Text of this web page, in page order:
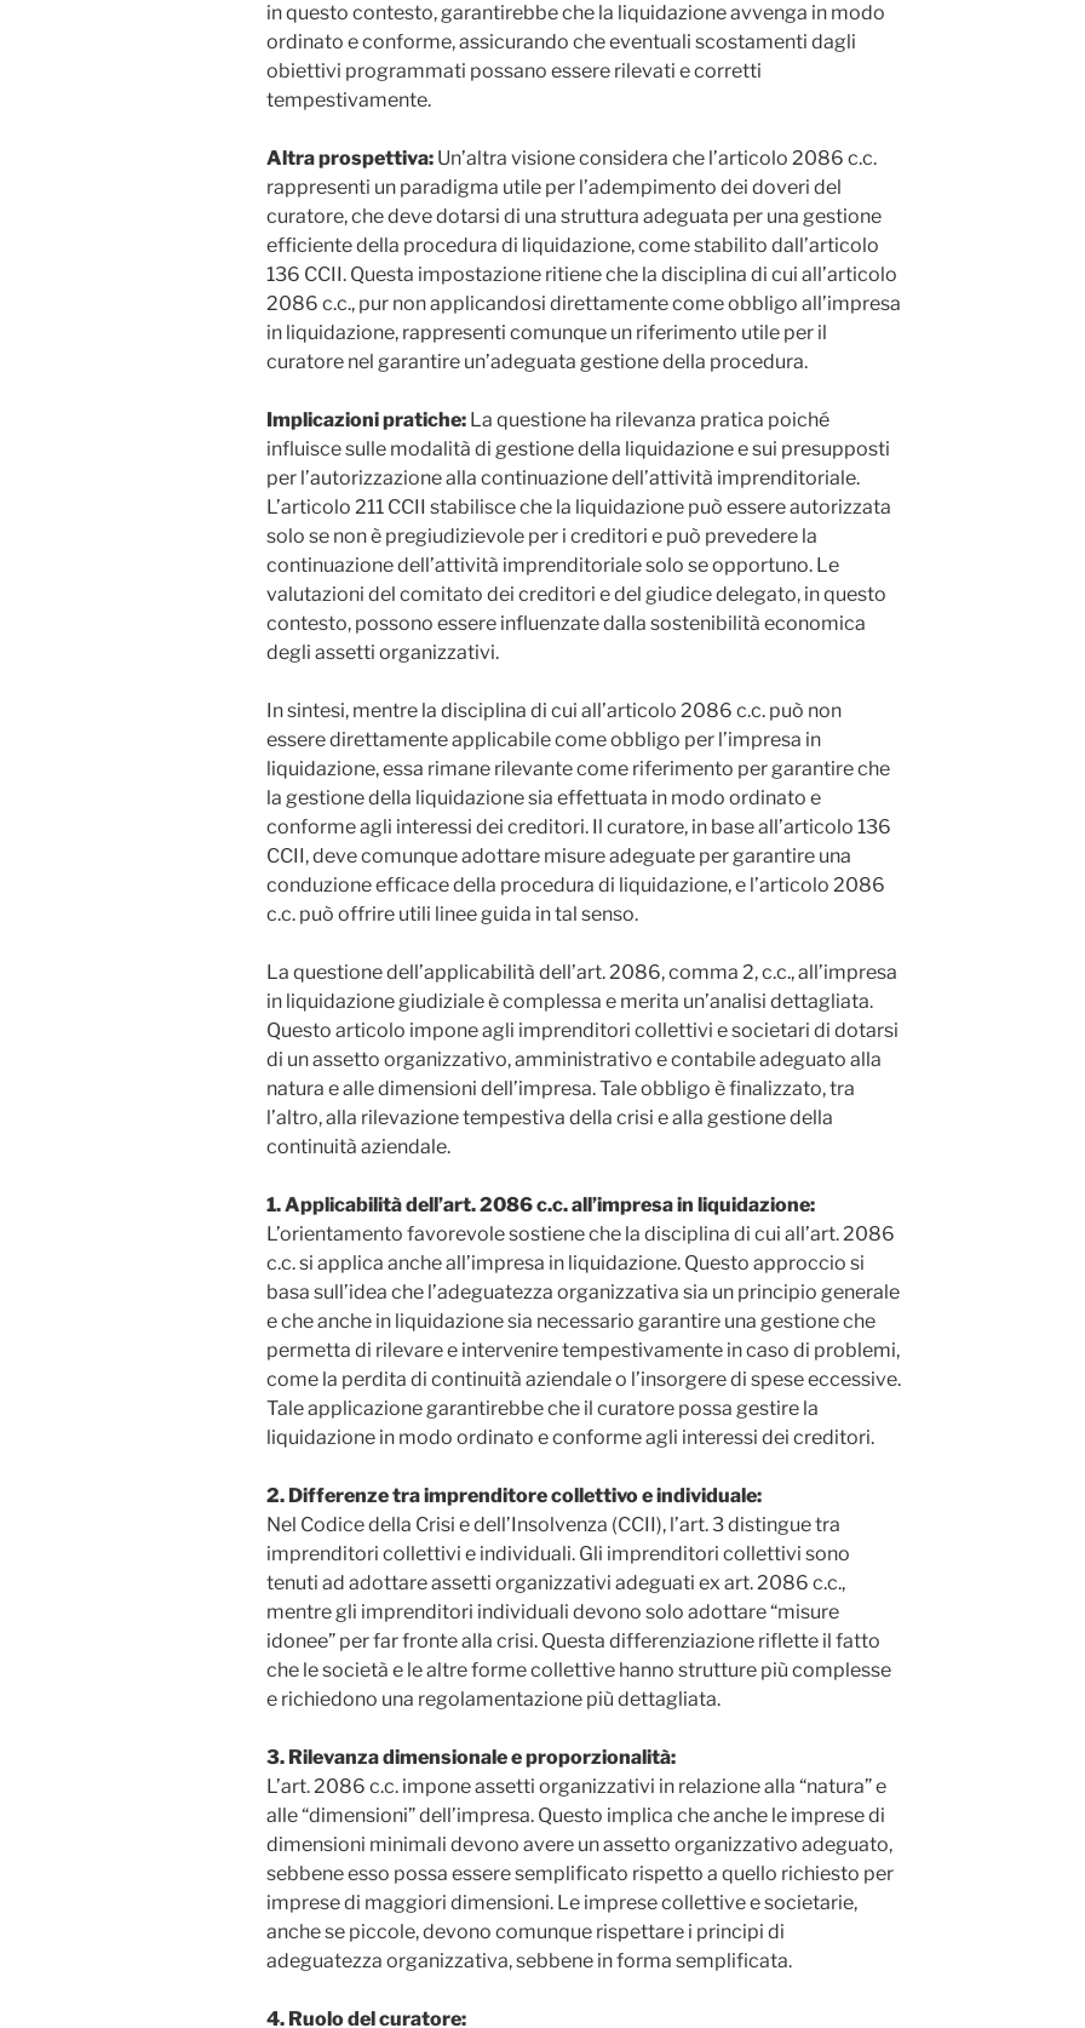
in questo contesto, garantirebbe che la liquidazione avvenga in modo
ordinato e conforme, assicurando che eventuali scostamenti dagli
obiettivi programmati possano essere rilevati e corretti
tempestivamente.
Altra prospettiva: Un’altra visione considera che l’articolo 2086 c.c.
rappresenti un paradigma utile per l’adempimento dei doveri del
curatore, che deve dotarsi di una struttura adeguata per una gestione
efficiente della procedura di liquidazione, come stabilito dall’articolo
136 CCII. Questa impostazione ritiene che la disciplina di cui all’articolo
2086 c.c., pur non applicandosi direttamente come obbligo all’impresa
in liquidazione, rappresenti comunque un riferimento utile per il
curatore nel garantire un’adeguata gestione della procedura.
Implicazioni pratiche: La questione ha rilevanza pratica poiché
influisce sulle modalità di gestione della liquidazione e sui presupposti
per l’autorizzazione alla continuazione dell’attività imprenditoriale.
L’articolo 211 CCII stabilisce che la liquidazione può essere autorizzata
solo se non è pregiudizievole per i creditori e può prevedere la
continuazione dell’attività imprenditoriale solo se opportuno. Le
valutazioni del comitato dei creditori e del giudice delegato, in questo
contesto, possono essere influenzate dalla sostenibilità economica
degli assetti organizzativi.
In sintesi, mentre la disciplina di cui all’articolo 2086 c.c. può non
essere direttamente applicabile come obbligo per l’impresa in
liquidazione, essa rimane rilevante come riferimento per garantire che
la gestione della liquidazione sia effettuata in modo ordinato e
conforme agli interessi dei creditori. Il curatore, in base all’articolo 136
CCII, deve comunque adottare misure adeguate per garantire una
conduzione efficace della procedura di liquidazione, e l’articolo 2086
c.c. può offrire utili linee guida in tal senso.
La questione dell’applicabilità dell’art. 2086, comma 2, c.c., all’impresa
in liquidazione giudiziale è complessa e merita un’analisi dettagliata.
Questo articolo impone agli imprenditori collettivi e societari di dotarsi
di un assetto organizzativo, amministrativo e contabile adeguato alla
natura e alle dimensioni dell’impresa. Tale obbligo è finalizzato, tra
l’altro, alla rilevazione tempestiva della crisi e alla gestione della
continuità aziendale.
1. Applicabilità dell’art. 2086 c.c. all’impresa in liquidazione:
L’orientamento favorevole sostiene che la disciplina di cui all’art. 2086
c.c. si applica anche all’impresa in liquidazione. Questo approccio si
basa sull’idea che l’adeguatezza organizzativa sia un principio generale
e che anche in liquidazione sia necessario garantire una gestione che
permetta di rilevare e intervenire tempestivamente in caso di problemi,
come la perdita di continuità aziendale o l’insorgere di spese eccessive.
Tale applicazione garantirebbe che il curatore possa gestire la
liquidazione in modo ordinato e conforme agli interessi dei creditori.
2. Differenze tra imprenditore collettivo e individuale:
Nel Codice della Crisi e dell’Insolvenza (CCII), l’art. 3 distingue tra
imprenditori collettivi e individuali. Gli imprenditori collettivi sono
tenuti ad adottare assetti organizzativi adeguati ex art. 2086 c.c.,
mentre gli imprenditori individuali devono solo adottare “misure
idonee” per far fronte alla crisi. Questa differenziazione riflette il fatto
che le società e le altre forme collettive hanno strutture più complesse
e richiedono una regolamentazione più dettagliata.
3. Rilevanza dimensionale e proporzionalità:
L’art. 2086 c.c. impone assetti organizzativi in relazione alla “natura” e
alle “dimensioni” dell’impresa. Questo implica che anche le imprese di
dimensioni minimali devono avere un assetto organizzativo adeguato,
sebbene esso possa essere semplificato rispetto a quello richiesto per
imprese di maggiori dimensioni. Le imprese collettive e societarie,
anche se piccole, devono comunque rispettare i principi di
adeguatezza organizzativa, sebbene in forma semplificata.
4. Ruolo del curatore: